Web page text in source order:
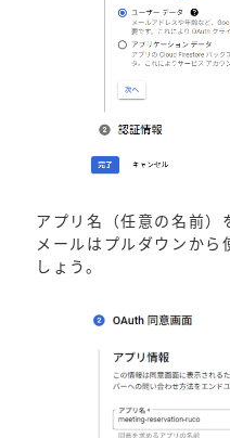
アプリ名（任意の名前）
メールはプルダウンから
しょう。